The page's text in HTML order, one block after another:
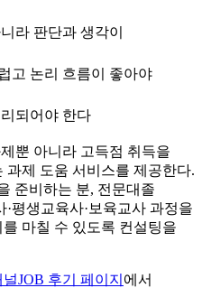
라 판단과 생각이
고 논리 흐름이 좋아야
되어야 한다
뿐 아니라 고득점 취득을
과제 도움 서비스를 제공한다.
준비하는 분, 전문대졸
평생교육사·보육교사 과정을
마칠 수 있도록 컨설팅을
JOB 후기 페이지 에서